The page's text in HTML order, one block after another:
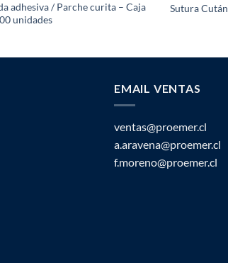
adhesiva / Parche curita – Caja
unidades
Sutura
EMAIL VENTAS
ventas@proemer.cl
a.aravena@proemer.cl
f.moreno@proemer.cl